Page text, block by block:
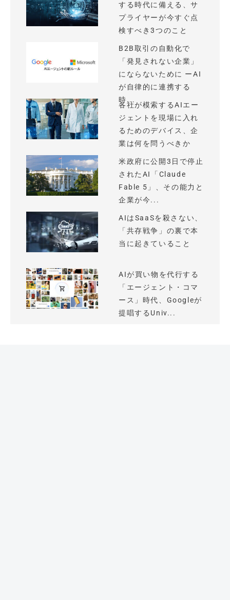
する時代に備える、サ
プライヤーが今すぐ点
検すべき3つのこと
B2B取引の自動化で
「発見されない企業」
にならないために ーAI
が自律的に連携する
時...
各社が模索するAIエー
ジェントを現場に入れ
るためのデバイス、企
業は何を問うべきか
米政府に公開3日で停止
されたAI「Claude
Fable 5」、その能力と
企業が今...
AIはSaaSを殺さない、
「共存戦争」の裏で本
当に起きていること
AIが買い物を代行する
「エージェント・コマ
ース」時代、Googleが
提唱するUniv...